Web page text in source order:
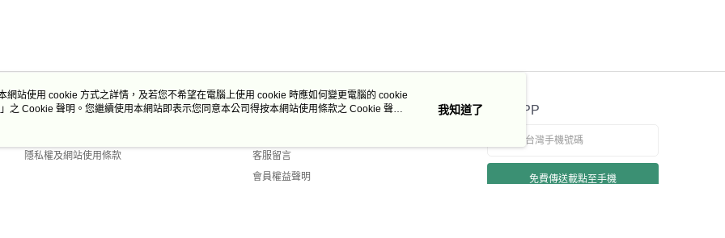
關於我們
隱私權及網站使用條款
客服資訊
客服留言
會員權益聲明
官方APP
免費傳送載點至手機
網站使用 cookie 方式之詳情，及若您不希望在電腦上使用 cookie 時應如何變更電腦的 cookie
」之 Cookie 聲明。您繼續使用本網站即表示您同意本公司得按本網站使用條款之 Cookie 聲明
我知道了